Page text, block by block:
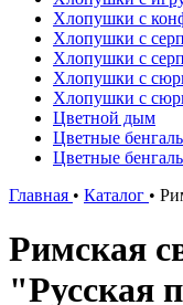
Хлопушки с
Хлопушки с
Хлопушки с
Хлопушки с
Хлопушки с
Цветной дым
Цветные
Цветные
Главная • Каталог •
Римская
"Русская